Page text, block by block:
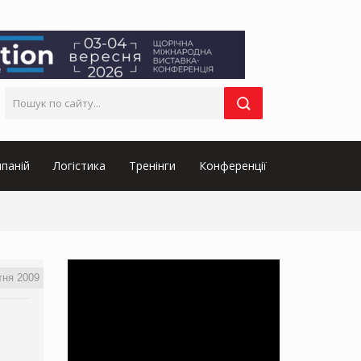
Логістика Тренінги Конференції
2009